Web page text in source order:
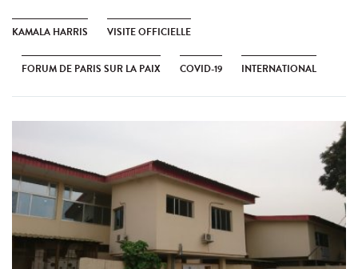
KAMALA HARRIS VISITE OFFICIELLE
FORUM DE PARIS SUR LA PAIX COVID-19 INTERNATIONAL